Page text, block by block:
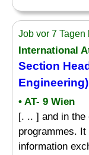
Job vor 7
International
Section
• AT- 9 Wien
[. .. ] and in the
programmes. It
information